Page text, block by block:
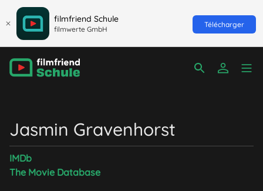
filmfriend Schule
filmwerte GmbH
Télécharger
Jasmin Gravenhorst
IMDb
The Movie Database